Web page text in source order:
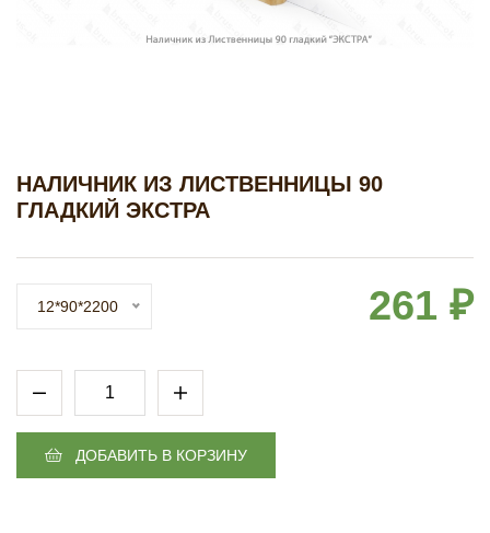
НАЛИЧНИК ИЗ ЛИСТВЕННИЦЫ 90
ГЛАДКИЙ ЭКСТРА
12*90*2200 261 ₽
ДОБАВИТЬ В КОРЗИНУ